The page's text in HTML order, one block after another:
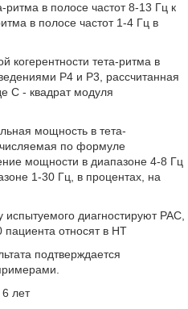
в полосе частот 8-13 Гц к
в полосе частот 1-4 Гц в
когерентности тета-ритма в
Р4 и Р3, рассчитанная
С - квадрат модуля
мощность в тета-
по формуле
мощности в диапазоне 4-8 Гц
1-30 Гц, в процентах, на
испытуемого диагностируют РАС,
пациента относят в НТ
подтверждается
лет